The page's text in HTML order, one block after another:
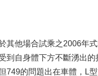
其他場合試乘之2006年式
到自身體下方不斷湧出的
749的問題出在車體，L